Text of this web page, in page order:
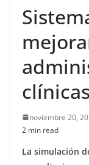
clínicas
noviembre 20,
2 min read
La simulación